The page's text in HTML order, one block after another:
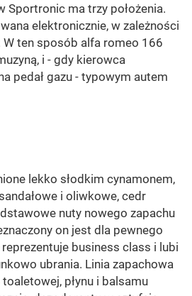
Sportronic ma trzy położenia.
elektronicznie, w zależności
ten sposób alfa romeo 166
i - gdy kierowca
pedał gazu - typowym autem
lekko słodkim cynamonem,
i oliwkowe, cedr
nuty nowego zapachu
on jest dla pewnego
business class i lubi
ubrania. Linia zapachowa
płynu i balsamu